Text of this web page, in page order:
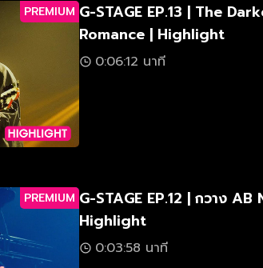
PREMIUM G-STAGE EP.13 | The
Romance | Highlight
0:06:12 นาที
PREMIUM G-STAGE EP.12 | กวาง AB
Highlight
0:03:58 นาที